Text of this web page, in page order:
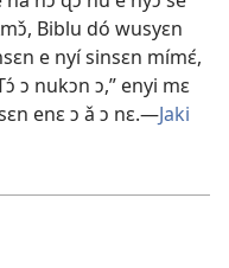
Biblu dó wusyɛn
e nyí sinsɛn mímɛ́,
ɔ nukɔn ɔ,” enyi mɛ
enɛ ɔ ǎ ɔ nɛ.—Jaki